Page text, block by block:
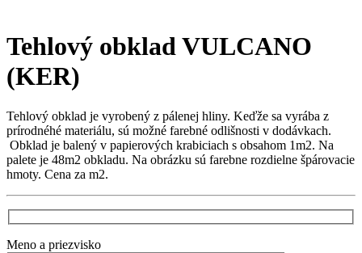
Tehlový obklad VULCANO
(KER)
Tehlový obklad je vyrobený z pálenej hliny. Keďže sa vyrába z
prírodnéhé materiálu, sú možné farebné odlišnosti v dodávkach.
Obklad je balený v papierových krabiciach s obsahom 1m2. Na
palete je 48m2 obkladu. Na obrázku sú farebne rozdielne špárovacie
hmoty. Cena za m2.
Meno a priezvisko